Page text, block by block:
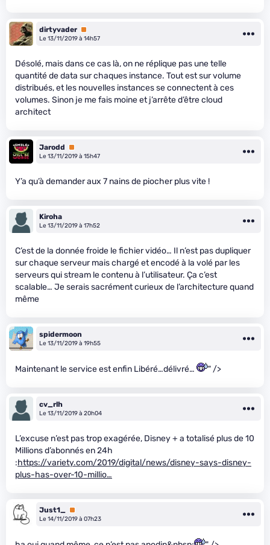
dirtyvader Premium
Le 13/11/2019 à 14h57
Désolé, mais dans ce cas là, on ne réplique pas une telle
quantité de data sur chaques instance. Tout est sur volume
distribués, et les nouvelles instances se connectent à ces
volumes. Sinon je me fais moine et j’arrête d’être cloud
architect
Jarodd
Premium
Le 13/11/2019 à 15h47
Y’a qu’à demander aux 7 nains de piocher plus vite !
Kiroha
Le 13/11/2019 à 17h52
C’est de la donnée froide le fichier vidéo… Il n’est pas dupliquer
sur chaque serveur mais chargé et encodé à la volé par les
serveurs qui stream le contenu à l’utilisateur. Ça c’est
scalable… Je serais sacrément curieux de l’architecture quand
même
spidermoon
Le 13/11/2019 à 19h55
Maintenant le service est enfin Libéré…délivré… " />
cv_rlh
Le 13/11/2019 à 20h04
L’excuse n’est pas trop exagérée, Disney + a totalisé plus de 10
Millions d’abonnés en 24h
:https://variety.com/2019/digital/news/disney-says-disney-
plus-has-over-10-millio…
Just1_ Premium
Le 14/11/2019 à 07h23